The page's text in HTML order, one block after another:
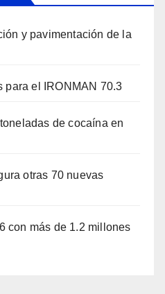
y pavimentación de la
para el IRONMAN 70.3
de cocaína en
otras 70 nuevas
con más de 1.2 millones